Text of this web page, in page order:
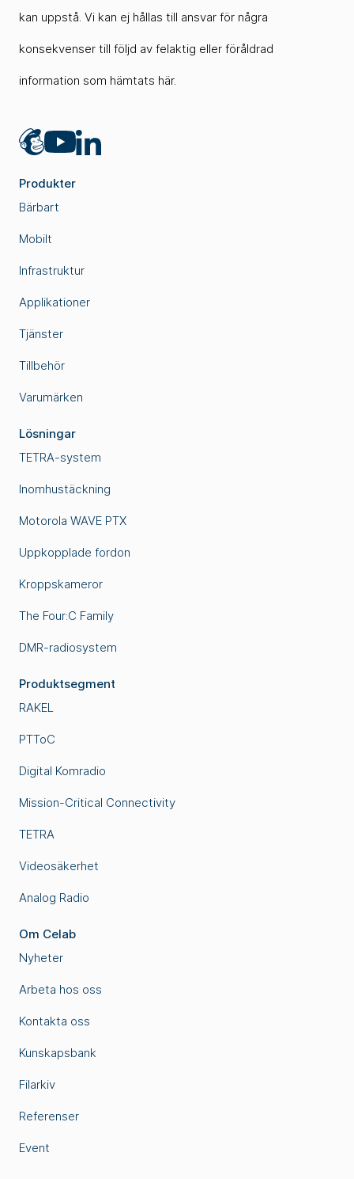
kan uppstå. Vi kan ej hållas till ansvar för några
konsekvenser till följd av felaktig eller föråldrad
information som hämtats här.
Mailchimp
YouTubeLinkedIn
Produkter
Bärbart
Mobilt
Infrastruktur
Applikationer
Tjänster
Tillbehör
Varumärken
Lösningar
TETRA-system
Inomhustäckning
Motorola WAVE PTX
Uppkopplade fordon
Kroppskameror
The Four:C Family
DMR-radiosystem
Produktsegment
RAKEL
PTToC
Digital Komradio
Mission-Critical Connectivity
TETRA
Videosäkerhet
Analog Radio
Om Celab
Nyheter
Arbeta hos oss
Kontakta oss
Kunskapsbank
Filarkiv
Referenser
Event